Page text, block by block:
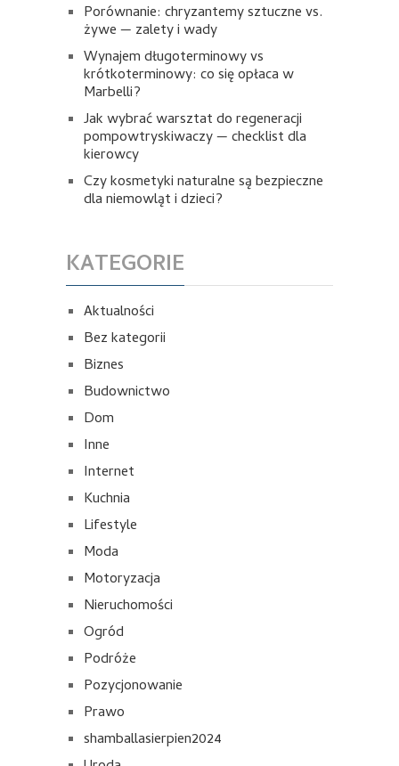
Porównanie: chryzantemy sztuczne vs.
żywe — zalety i wady
Wynajem długoterminowy vs
krótkoterminowy: co się opłaca w
Marbelli?
Jak wybrać warsztat do regeneracji
pompowtryskiwaczy — checklist dla
kierowcy
Czy kosmetyki naturalne są bezpieczne
dla niemowląt i dzieci?
KATEGORIE
Aktualności
Bez kategorii
Biznes
Budownictwo
Dom
Inne
Internet
Kuchnia
Lifestyle
Moda
Motoryzacja
Nieruchomości
Ogród
Podróże
Pozycjonowanie
Prawo
shamballasierpien2024